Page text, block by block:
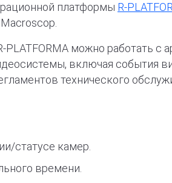
платформы R-
PLATFORMA можно работать
включая события
технического
статусе камер.
времени.